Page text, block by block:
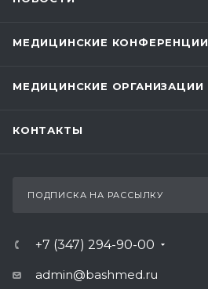
МЕДИЦИНСКИЕ КОНФЕРЕНЦИИ
МЕДИЦИНСКИЕ ОРГАНИЗАЦИИ
КОНТАКТЫ
ПОДПИСКА НА РАССЫЛКУ
+7 (347) 294-90-00
admin@bashmed.ru